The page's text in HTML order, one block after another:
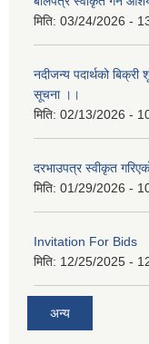
मिति: 03/24/2026 -
नदीजन्य पदार्थको
सूचना ।।
मिति: 02/13/2026 -
दरभाउपत्र स्वीकृत
मिति: 01/29/2026 -
Invitation For Bids
मिति: 12/25/2025 -
अन्य